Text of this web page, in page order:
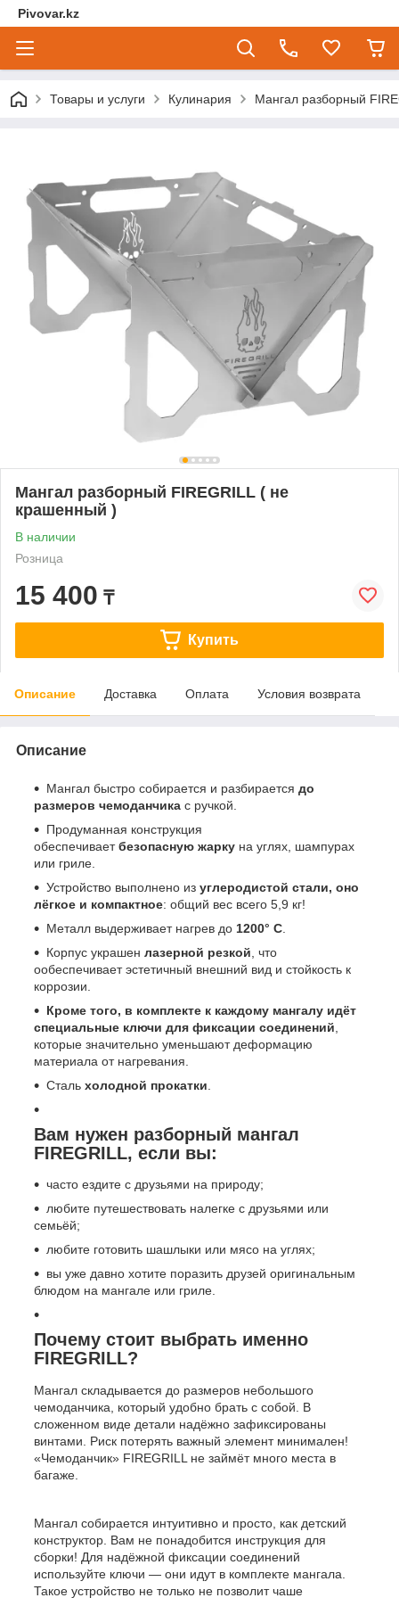
Pivovar.kz
Товары и услуги Кулинария Мангал разборный
Мангал разборный FIREGRILL ( не
крашенный )
В наличии
Розница
15 400 ₸
Купить
Описание Доставка Оплата Условия возврата
Описание
Мангал быстро собирается и разбирается до
размеров чемоданчика с ручкой.
Продуманная конструкция
обеспечиваетбезопасную жарку на углях, шампурах
или гриле.
Устройство выполнено из углеродистой стали, оно
лёгкое и компактное: общий вес всего 5,9 кг!
Металл выдерживает нагрев до 1200° С
Корпус украшен лазерной резкой , что
ообеспечивает эстетичный внешний вид и стойкость к
коррозии.
Кроме того, в комплекте к каждому мангалу идёт
специальные ключи для фиксации соединений
которые значительно уменьшают деформацию
материала от нагревания.
Сталь холодной прокатки
Вам нужен разборный мангал
FIREGRILL, если вы:
часто ездите с друзьями на природу;
любите путешествовать налегке с друзьями или
семьёй;
любите готовить шашлыки или мясо на углях;
вы уже давно хотите поразить друзей оригинальным
блюдом на мангале или гриле.
Почему стоит выбрать именно
FIREGRILL?
Мангал складывается до размеров небольшого
чемоданчика, который удобно брать с собой. В
сложенном виде детали надёжно зафиксированы
винтами. Риск потерять важный элемент минимален!
«Чемоданчик» FIREGRILL не займёт много места в
багаже.
Мангал собирается интуитивно и просто, как детский
конструктор. Вам не понадобится инструкция для
сборки! Для надёжной фиксации соединений
используйте ключи — они идут в комплекте мангала.
Такое устройство не только не позволит чаше